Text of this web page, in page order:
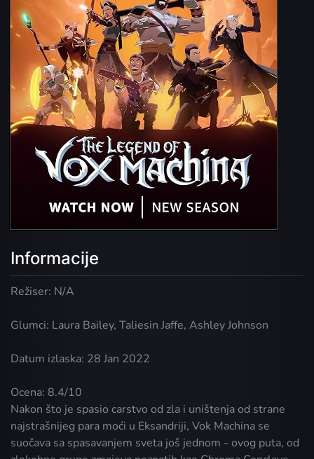
Informacije
Režiser: N/A
Glumci: Laura Bailey, Taliesin Jaffe, Ashley Johnson
Datum izlaska: 28 Jan 2022
Ocena: 8.4/10
Nakon što je spasio carstvo od zla i uništenja od strane
najstrašnijeg para moći u Eksandriji, Vok Machina se
suočava sa spasavanjem sveta još jednom - ovog puta, od